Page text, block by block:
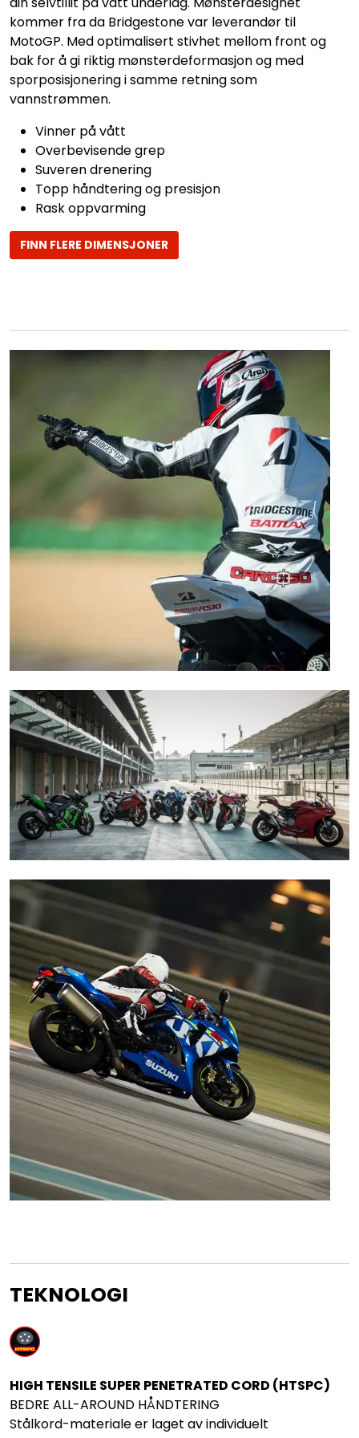
kommer fra da Bridgestone var leverandør til
MotoGP. Med optimalisert stivhet mellom front og
bak for å gi riktig mønsterdeformasjon og med
sporposisjonering i samme retning som
vannstrømmen.
Vinner på vått
Overbevisende grep
Suveren drenering
Topp håndtering og presisjon
Rask oppvarming
FINN FLERE DIMENSJONER
TEKNOLOGI
HIGH TENSILE SUPER PENETRATED CORD (HTSPC)
BEDRE ALL-AROUND HÅNDTERING
Stålkord-materiale er laget av individuelt